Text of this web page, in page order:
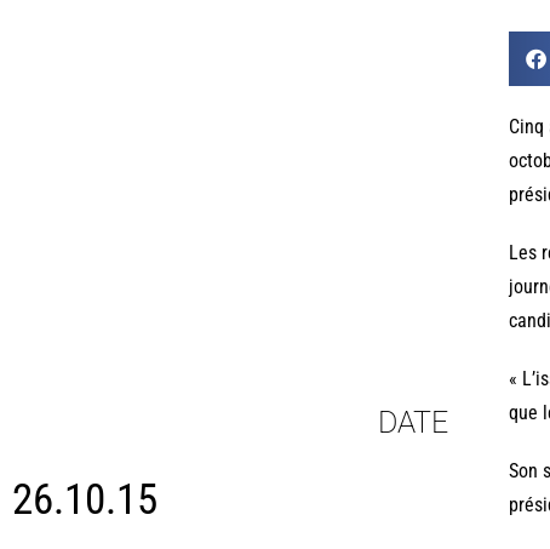
DATE
26.10.15
Les
«
que
Son